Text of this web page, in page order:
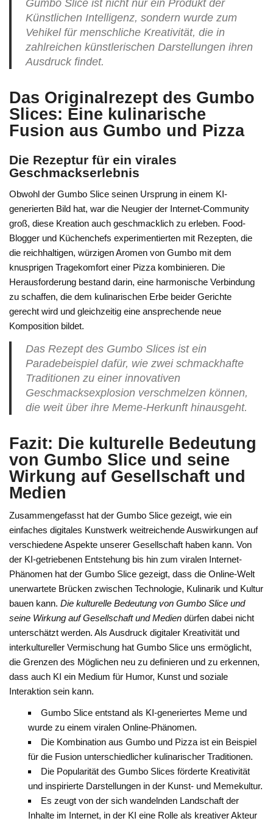
Gumbo Slice ist nicht nur ein Produkt der
Künstlichen Intelligenz, sondern wurde zum
Vehikel für menschliche Kreativität, die in
zahlreichen künstlerischen Darstellungen ihren
Ausdruck findet.
Das Originalrezept des Gumbo
Slices: Eine kulinarische
Fusion aus Gumbo und Pizza
Die Rezeptur für ein virales
Geschmackserlebnis
Obwohl der Gumbo Slice seinen Ursprung in einem KI-
generierten Bild hat, war die Neugier der Internet-Community
groß, diese Kreation auch geschmacklich zu erleben. Food-
Blogger und Küchenchefs experimentierten mit Rezepten, die
die reichhaltigen, würzigen Aromen von Gumbo mit dem
knusprigen Tragekomfort einer Pizza kombinieren. Die
Herausforderung bestand darin, eine harmonische Verbindung
zu schaffen, die dem kulinarischen Erbe beider Gerichte
gerecht wird und gleichzeitig eine ansprechende neue
Komposition bildet.
Das Rezept des Gumbo Slices ist ein
Paradebeispiel dafür, wie zwei schmackhafte
Traditionen zu einer innovativen
Geschmacksexplosion verschmelzen können,
die weit über ihre Meme-Herkunft hinausgeht.
Fazit: Die kulturelle Bedeutung
von Gumbo Slice und seine
Wirkung auf Gesellschaft und
Medien
Zusammengefasst hat der Gumbo Slice gezeigt, wie ein
einfaches digitales Kunstwerk weitreichende Auswirkungen auf
verschiedene Aspekte unserer Gesellschaft haben kann. Von
der KI-getriebenen Entstehung bis hin zum viralen Internet-
Phänomen hat der Gumbo Slice gezeigt, dass die Online-Welt
unerwartete Brücken zwischen Technologie, Kulinarik und Kultur
bauen kann.Die kulturelle Bedeutung von Gumbo Slice und
seine Wirkung auf Gesellschaft und Medien dürfen dabei nicht
unterschätzt werden. Als Ausdruck digitaler Kreativität und
interkultureller Vermischung hat Gumbo Slice uns ermöglicht,
die Grenzen des Möglichen neu zu definieren und zu erkennen,
dass auch KI ein Medium für Humor, Kunst und soziale
Interaktion sein kann.
Gumbo Slice entstand als KI-generiertes Meme und
wurde zu einem viralen Online-Phänomen.
Die Kombination aus Gumbo und Pizza ist ein Beispiel
für die Fusion unterschiedlicher kulinarischer Traditionen.
Die Popularität des Gumbo Slices förderte Kreativität
und inspirierte Darstellungen in der Kunst- und Memekultur.
Es zeugt von der sich wandelnden Landschaft der
Inhalte im Internet, in der KI eine Rolle als kreativer Akteur